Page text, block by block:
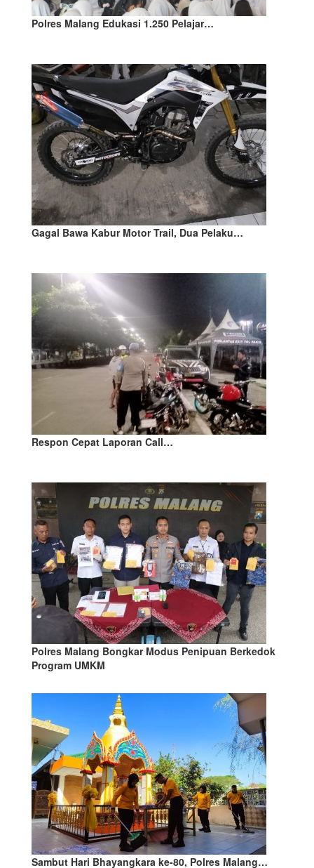
Polres Malang Edukasi 1.250 Pelajar…
Gagal Bawa Kabur Motor Trail, Dua Pelaku…
Respon Cepat Laporan Call…
Polres Malang Bongkar Modus Penipuan Berkedok
Program UMKM
Sambut Hari Bhayangkara ke-80, Polres Malang…